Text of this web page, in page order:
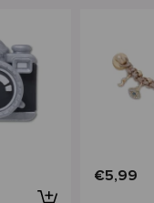
€5,99